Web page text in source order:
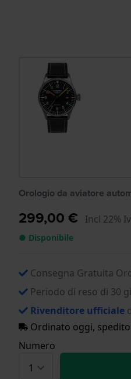
Orologio da aviatore
299,00 € Incl 22%
● Disponibile
Consegna Gratuita
Periodo di reso di 30
Rivenditore ufficiale
Ordinato oggi,
Numero